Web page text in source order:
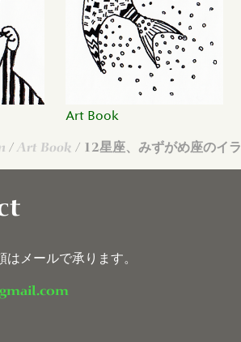
Art Book
/ Art Book / 12星座、みずがめ座のイ
はメールで承ります。